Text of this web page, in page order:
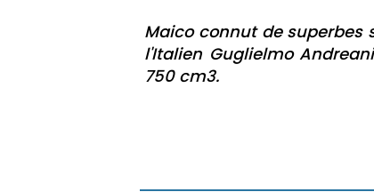
Maico connut de superbes
l'Italien Guglielmo
750 cm3.